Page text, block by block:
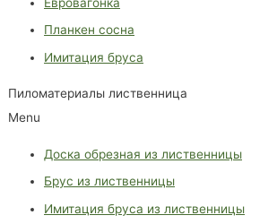
Планкен сосна
Имитация бруса
Пиломатериалы лиственница
Menu
Доска обрезная из лиственницы
Брус из лиственницы
Имитация бруса из лиственницы